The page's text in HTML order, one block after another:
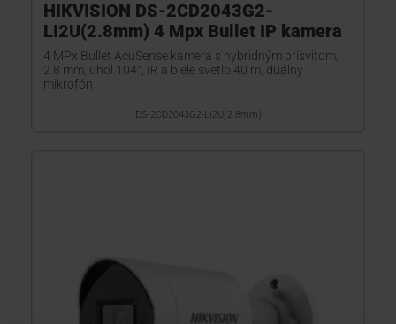
HIKVISION DS-2CD2043G2-
LI2U(2.8mm) 4 Mpx Bullet IP kamera
4 MPx Bullet AcuSense kamera s hybridným prísvitom,
2.8 mm, uhol 104°, IR a biele svetlo 40 m, duálny
mikrofón
DS-2CD2043G2-LI2U(2.8mm)